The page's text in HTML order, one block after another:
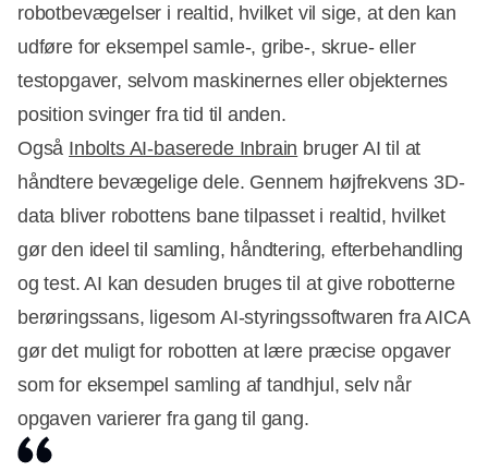
robotbevægelser i realtid, hvilket vil sige, at den kan
udføre for eksempel samle-, gribe-, skrue- eller
testopgaver, selvom maskinernes eller objekternes
position svinger fra tid til anden.
Også Inbolts AI-baserede Inbrain bruger AI til at
håndtere bevægelige dele. Gennem højfrekvens 3D-
data bliver robottens bane tilpasset i realtid, hvilket
gør den ideel til samling, håndtering, efterbehandling
og test. AI kan desuden bruges til at give robotterne
berøringssans, ligesom AI-styringssoftwaren fra AICA
gør det muligt for robotten at lære præcise opgaver
som for eksempel samling af tandhjul, selv når
opgaven varierer fra gang til gang.